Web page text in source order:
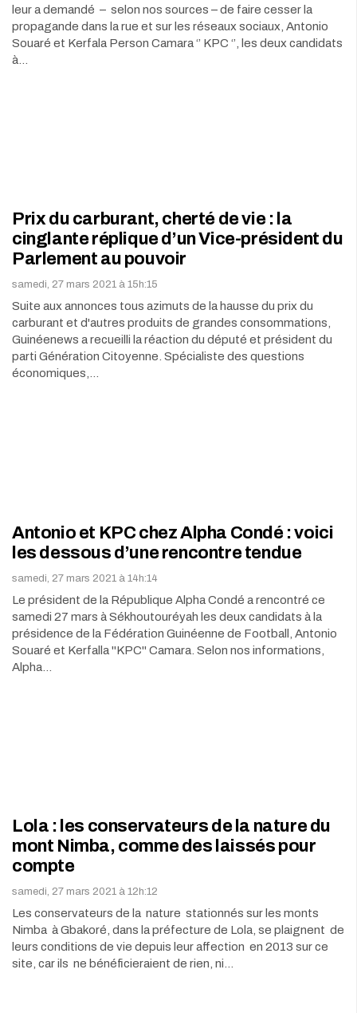
leur a demandé – selon nos sources – de faire cesser la
propagande dans la rue et sur les réseaux sociaux, Antonio
Souaré et Kerfala Person Camara ‘’ KPC ‘’, les deux candidats
à…
Prix du carburant, cherté de vie : la
cinglante réplique d’un Vice-président du
Parlement au pouvoir
samedi, 27 mars 2021 à 15h:15
Suite aux annonces tous azimuts de la hausse du prix du
carburant et d'autres produits de grandes consommations,
Guinéenews a recueilli la réaction du député et président du
parti Génération Citoyenne. Spécialiste des questions
économiques,…
Antonio et KPC chez Alpha Condé : voici
les dessous d’une rencontre tendue
samedi, 27 mars 2021 à 14h:14
Le président de la République Alpha Condé a rencontré ce
samedi 27 mars à Sékhoutouréyah les deux candidats à la
présidence de la Fédération Guinéenne de Football, Antonio
Souaré et Kerfalla ''KPC'' Camara. Selon nos informations,
Alpha…
Lola : les conservateurs de la nature du
mont Nimba, comme des laissés pour
compte
samedi, 27 mars 2021 à 12h:12
Les conservateurs de la nature stationnés sur les monts
Nimba à Gbakoré, dans la préfecture de Lola, se plaignent de
leurs conditions de vie depuis leur affection en 2013 sur ce
site, car ils ne bénéficieraient de rien, ni…